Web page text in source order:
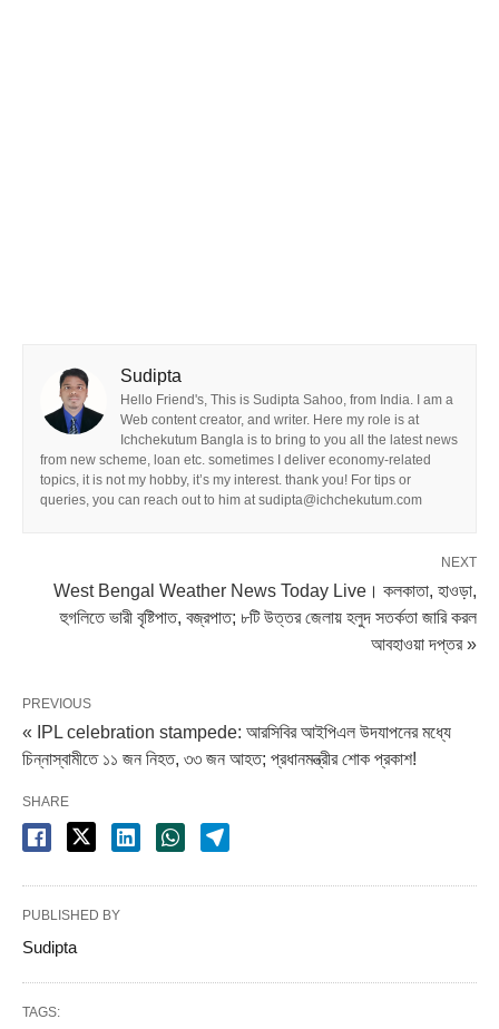
Sudipta
Hello Friend's, This is Sudipta Sahoo, from India. I am a
Web content creator, and writer. Here my role is at
Ichchekutum Bangla is to bring to you all the latest news
from new scheme, loan etc. sometimes I deliver economy-related
topics, it is not my hobby, it’s my interest. thank you! For tips or
queries, you can reach out to him at sudipta@ichchekutum.com
NEXT
West Bengal Weather News Today Live। কলকাতা, হাওড়া,
হুগলিতে ভারী বৃষ্টিপাত, বজ্রপাত; ৮টি উত্তর জেলায় হলুদ সতর্কতা জারি করল
আবহাওয়া দপ্তর »
PREVIOUS
« IPL celebration stampede: আরসিবির আইপিএল উদযাপনের মধ্যে
চিন্নাস্বামীতে ১১ জন নিহত, ৩৩ জন আহত; প্রধানমন্ত্রীর শোক প্রকাশ!
SHARE
PUBLISHED BY
Sudipta
TAGS: